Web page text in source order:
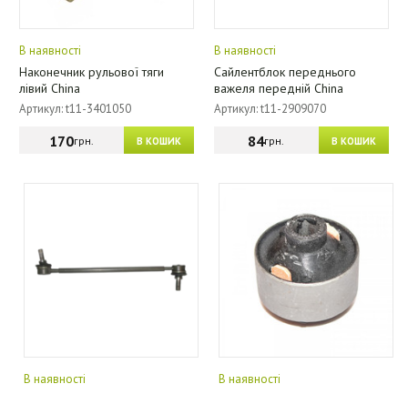
В наявності
Наконечник рульової тяги
лівий China
Артикул: t11-3401050
В КОШИК
170грн.
В наявності
Сайлентблок переднього
важеля передній China
Артикул: t11-2909070
В КОШИК
84грн.
В наявності В наявності